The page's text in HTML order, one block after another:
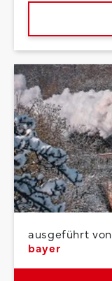
ausgeführt von
bayer